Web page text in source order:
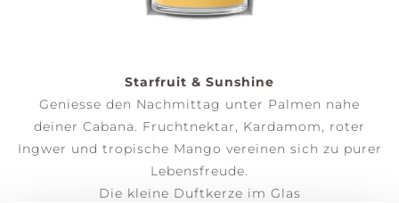
Starfruit & Sunshine
Geniesse den Nachmittag unter Palmen nahe
deiner Cabana. Fruchtnektar, Kardamom, roter
Ingwer und tropische Mango vereinen sich zu purer
Lebensfreude.
Die kleine Duftkerze im Glas